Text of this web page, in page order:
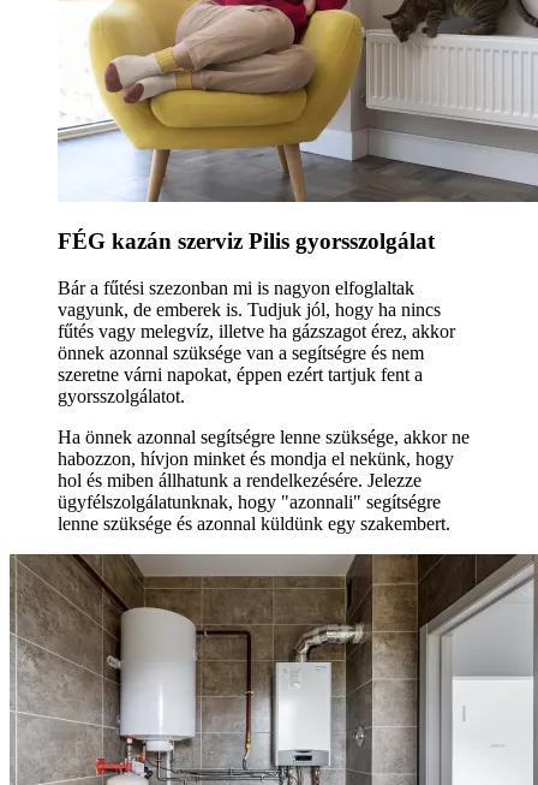
FÉG kazán szerviz Pilis gyorsszolgálat
Bár a fűtési szezonban mi is nagyon elfoglaltak
vagyunk, de emberek is. Tudjuk jól, hogy ha nincs
fűtés vagy melegvíz, illetve ha gázszagot érez, akkor
önnek azonnal szüksége van a segítségre és nem
szeretne várni napokat, éppen ezért tartjuk fent a
gyorsszolgálatot.
Ha önnek azonnal segítségre lenne szüksége, akkor ne
habozzon, hívjon minket és mondja el nekünk, hogy
hol és miben állhatunk a rendelkezésére. Jelezze
ügyfélszolgálatunknak, hogy "azonnali" segítségre
lenne szüksége és azonnal küldünk egy szakembert.